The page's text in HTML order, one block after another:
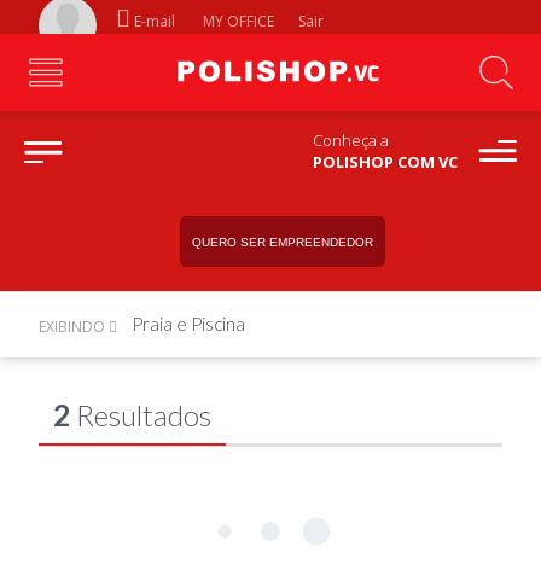
E-mail MY OFFICE Sair
Conheça a
POLISHOP COM VC
QUERO SER EMPREENDEDOR
EXIBINDO Praia e Piscina
2 Resultados